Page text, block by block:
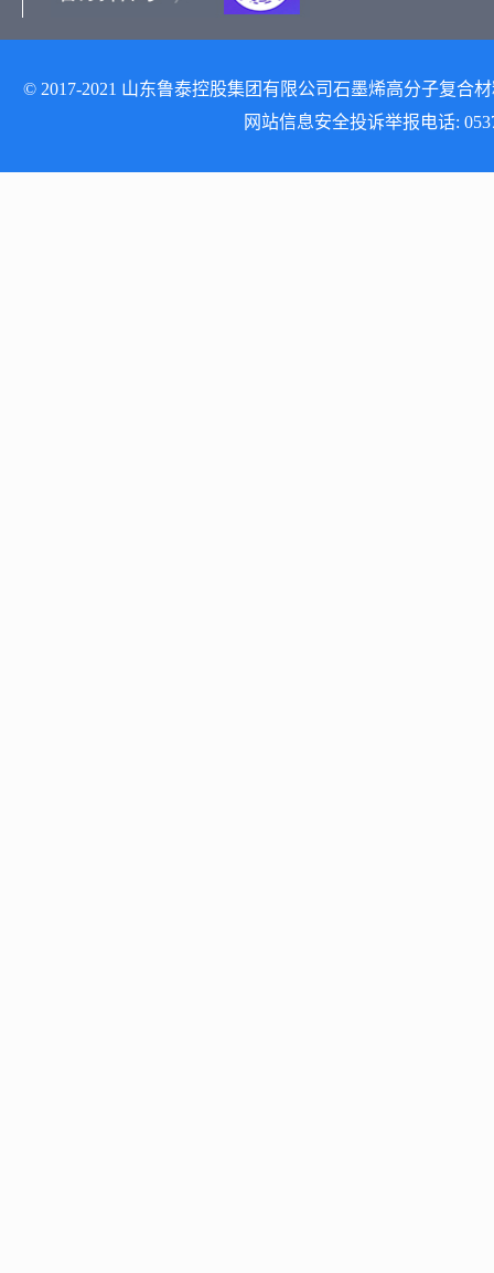
© 2017-2021 山东鲁泰控股集团有限公司石墨烯高分子复合
网站信息安全投诉举报电话: